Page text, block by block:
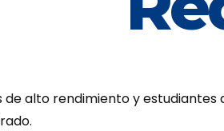
de alto rendimientoy estudiantes
.